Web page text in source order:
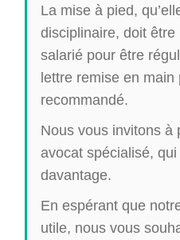
La mise à pied,
disciplinaire, doit
salarié pour être
lettre remise en
recommandé.
Nous vous invitons à
avocat spécialisé,
davantage.
En espérant que
utile, nous vous